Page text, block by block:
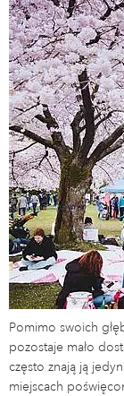
Pomimo swoich
pozostaje mało
często znają ją
miejscach